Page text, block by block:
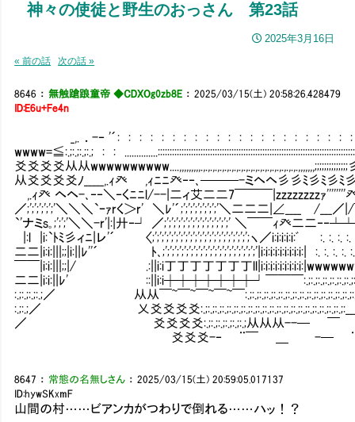
神々の使徒と野生のおっさん 第23話
2025年3月16日
« 前の話 次の話 »
8646 ：無触蹌踉童帝 ◆CDXOg0zb8E ：2025/03/15(土) 20:58:26.428479
ID:E6u+Fe4n
_,. ．-‐ '´: : : : : : : : : : : : : : : : : : : : : : : : :
wwww=≦:.;:.;:.;:.; : :
爻爻爻爻从从
从爻爻爻爻ﾉ_____,.ｨ癶 ,ｨﾆﾆ癶‐‐､───-ミヘヘ彡彡ﾐ彡ﾐ彡ﾐ彡ﾐ
,.ｨ癶 ヘヘ-､‐‐＼‐くﾆﾆl/--|二ィ艾二二7￣￣￣|zzzzzzzzｧ''''''''
／;';';';';';'＼＼＼`ｰｧrく＞r' ＼ﾚ'´;';';';';';';';'＼二二二|∠____㍉/___／
`'ナミs｡;';';'＼＼-r'|:|廾‐┘ ／;';';';';';';';';';';';';';' ＼￣￣ｨ癶二二
|:l |i:`ﾄﾐ彡ィﾆ|レ'´ 〈;';';';';';';';';';';';';';';';';';';';';ヽ／i:i:i:i:i:ﾞ㍉ :. :.
二二|i:i:|||;;|i:||ﾚ''´ ﾄ､;';';';';';';';';';';';';';';';';';';';'|i:i:i:i:i:i:i:i:i:| :. :. :. :. :.
￣￣|i:i:|||;;|/ .:||i:i丁丁丁丁丁丁丁
二二|i:i:||ﾚ' ::||i:i┼┼┼┼┼┼┼┘￣￣￣
:.;:.;:.;:.;／ 从从￣~￣~￣~￣~￣
:.;:.;／ 乂爻爻爻爻
／ 爻爻爻爻:.;:.;:.;:.;:.;:.;从从从--─
爻爻爻-‐ ¨￣ ＿ -─ ¨￣
8647 ： 常態の名無しさん ：2025/03/15(土) 20:59:05.017137
ID:hywSKxmF
山間の村……ビアンカがつわりで倒れる……ハッ！？